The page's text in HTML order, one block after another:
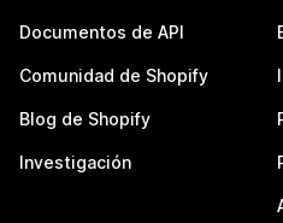
Documentos de API
Comunidad de Shopify
Blog de Shopify
Investigación